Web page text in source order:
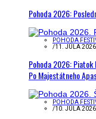
Pohoda 2026:
POHODA
/11. JÚLA 2026
Pohoda 2026: Piatok
Po Majestátneho
POHODA
/10. JÚLA 2026